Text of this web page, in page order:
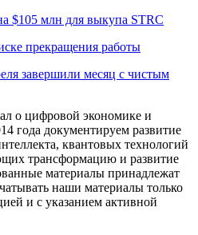
$105 млн для выкупа STRC
прекращения работы
завершили месяц с чистым
о цифровой экономике и
года документируем развитие
квантовых технологий
трансформацию и развитие
материалы принадлежат
наши материалы только
и с указанием активной